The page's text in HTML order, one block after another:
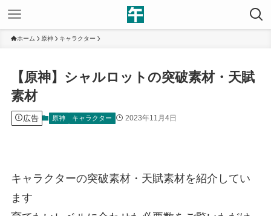
ホーム 原神 キャラクター
【原神】シャルロットの突破素材・天賦
素材
広告 原神 キャラクター 2023年11月4日
キャラクターの突破素材・天賦素材を紹介してい
ます